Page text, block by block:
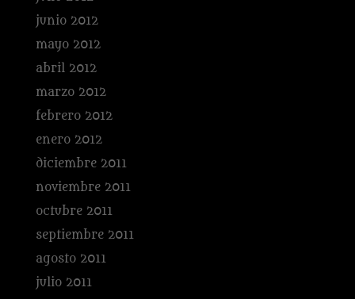
junio 2012
mayo 2012
abril 2012
marzo 2012
febrero 2012
enero 2012
diciembre 2011
noviembre 2011
octubre 2011
septiembre 2011
agosto 2011
julio 2011